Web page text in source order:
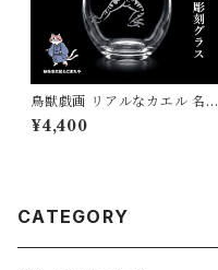
鳥獣戯画 リアルなカエル 名入
れグラス 手仕事で仕上げる彫
刻 砂吹き工房ねこまたや 記念
¥4,400
CATEGORY